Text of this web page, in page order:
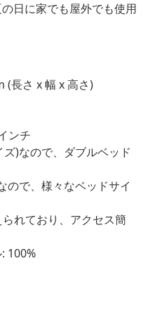
日に家でも屋外でも使用
(長さ x 幅 x 高さ)
ンチ
)なので、ダブルベッド
ので、様々なベッドサイ
れており、アクセス簡
100%